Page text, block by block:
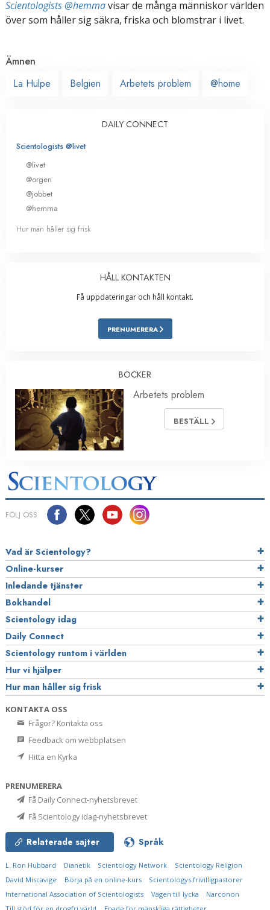
Scientologists @hemmavisar de många människor världen
över som håller sig säkra, friska och blomstrar i livet.
Ämnen
La Hulpe
Belgien Arbetets problem @home
DAILY CONNECT
Scientologists @livet
@livet
@orgen
@jobbet
@hemma
Hur man håller sig frisk
HÅLL KONTAKTEN
Få uppdateringar och håll kontakt.
PRENUMERERA
BÖCKER
Arbetets problem
BESTÄLL
FÖLJ OSS
Vad är Scientology?
Online-kurser
Inledande tjänster
Bokhandel
Scientology idag
Daily Connect
Scientology runtom i världen
Hur vi hjälper
Hur man håller sig frisk
KONTAKTA OSS
Frågor? Kontakta oss
Feedback om webbplatsen
Hitta en Kyrka
PRENUMERERA
Få Daily Connect-nyhetsbrevet
Få Scientology idag-nyhetsbrevet
Relaterade sajter Språk
L. Ron Hubbard Dianetik Scientology Network
Scientology Religion
David Miscavige
Börja på en online-kurs
Scientologys frivilligpastorer
International Association of Scientologists
Vägen till lycka
Narconon